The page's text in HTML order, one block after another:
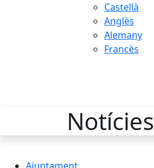
Castellà
Anglès
Alemany
Francès
Notícies